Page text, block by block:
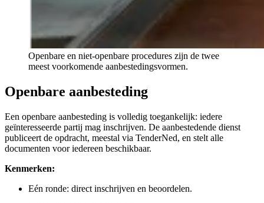
Openbare en niet-openbare procedures zijn de twee
meest voorkomende aanbestedingsvormen.
Openbare aanbesteding
Een openbare aanbesteding is volledig toegankelijk: iedere
geïnteresseerde partij mag inschrijven. De aanbestedende dienst
publiceert de opdracht, meestal via TenderNed, en stelt alle
documenten voor iedereen beschikbaar.
Kenmerken:
Eén ronde: direct inschrijven en beoordelen.